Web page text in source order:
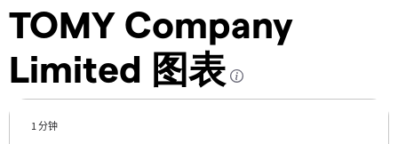
TOMY Company
Limited 图表
1 分钟